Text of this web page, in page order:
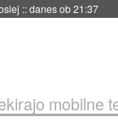
::danes ob 21:23
mobilne